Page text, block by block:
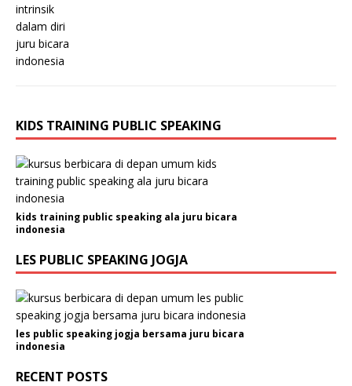
KIDS TRAINING PUBLIC SPEAKING
kids training public speaking ala juru bicara
indonesia
LES PUBLIC SPEAKING JOGJA
les public speaking jogja bersama juru bicara
indonesia
RECENT POSTS